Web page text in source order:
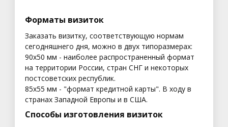
Форматы визиток
Заказать визитку, соответствующую нормам
сегодняшнего дня, можно в двух типоразмерах:
90х50 мм - наиболее распространенный формат
на территории России, стран СНГ и некоторых
постсоветских республик.
85х55 мм - "формат кредитной карты". В ходу в
странах Западной Европы и в США.
Способы изготовления визиток